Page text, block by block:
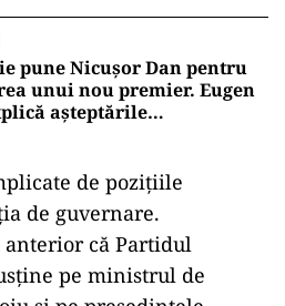
pune Nicușor Dan pentru
unui nou premier. Eugen
așteptările
de pozițiile
de guvernare.
anterior că Partidul
pe ministrul de